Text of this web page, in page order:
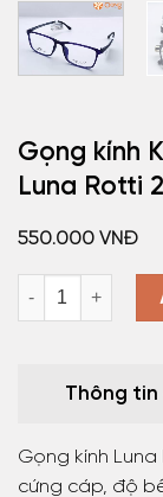
Gọng kính
Luna Rotti 2
550.000 VNĐ
Gọng kính Kim
Thông
Gọng kính
cứng cáp, độ